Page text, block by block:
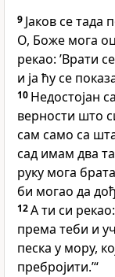
9 Јаков се
О, Боже мога
рекао: ’Врати
и ја ћу се
10 Недостојан
верности што
сам само са
сад имам два
руку мога
би могао да
12А ти си
према теби и
песка у мору,
пребројити.’“